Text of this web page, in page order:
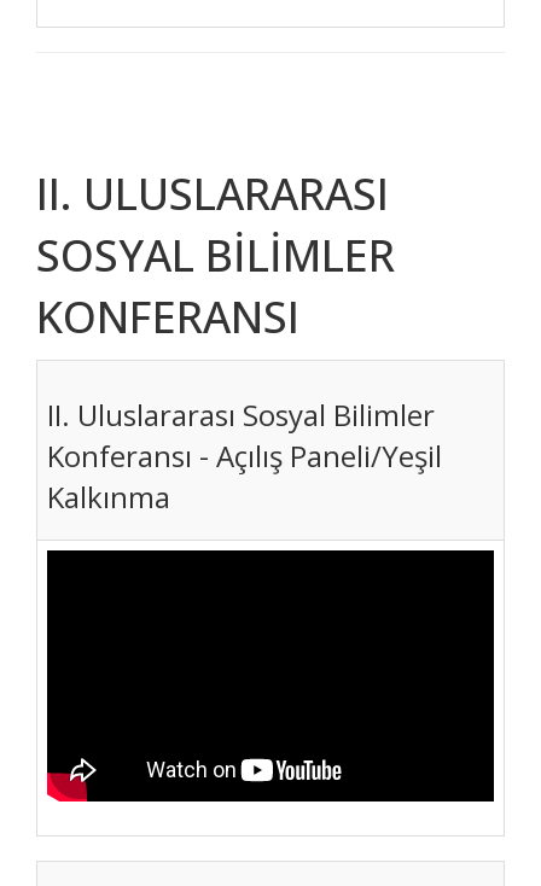
II. ULUSLARARASI
SOSYAL BİLİMLER
KONFERANSI
II. Uluslararası Sosyal Bilimler
Konferansı - Açılış Paneli/Yeşil
Kalkınma